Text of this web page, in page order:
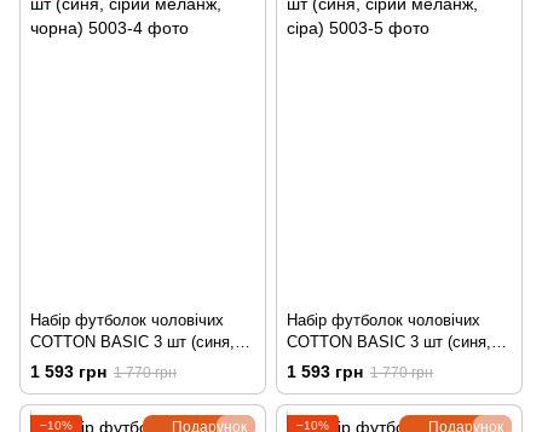
Набір футболок чоловічих
COTTON BASIC 3 шт (синя,
сірий меланж, чорна)
1 593 грн 1 770 грн
Набір футболок чоловічих
COTTON BASIC 3 шт (синя,
сірий меланж, сіра)
1 593 грн 1 770 грн
Подарунок
−10% Подарунок
−10%